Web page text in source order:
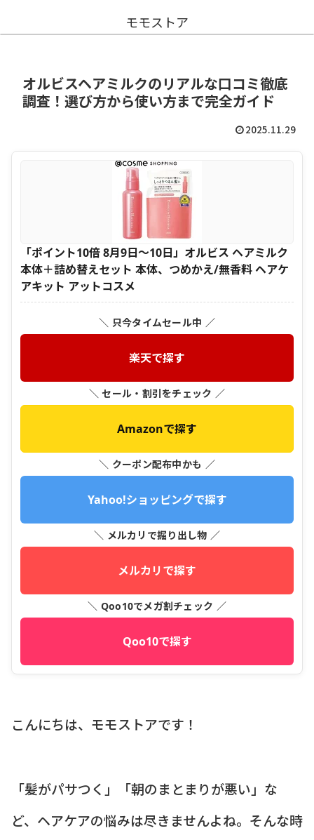
モモストア
オルビスヘアミルクのリアルな口コミ徹底
調査！選び方から使い方まで完全ガイド
2025.11.29
「ポイント10倍 8月9日〜10日」オルビス ヘアミルク
本体＋詰め替えセット 本体、つめかえ/無香料 ヘアケ
アキット アットコスメ
＼ 只今タイムセール中 ／
楽天で探す
＼ セール・割引をチェック ／
Amazonで探す
＼ クーポン配布中かも ／
Yahoo!ショッピングで探す
＼ メルカリで掘り出し物 ／
メルカリで探す
＼ Qoo10でメガ割チェック ／
Qoo10で探す
こんにちは、モモストアです！
「髪がパサつく」「朝のまとまりが悪い」な
ど、ヘアケアの悩みは尽きませんよね。そんな時